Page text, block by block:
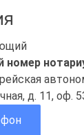
номер
д. 11, оф.